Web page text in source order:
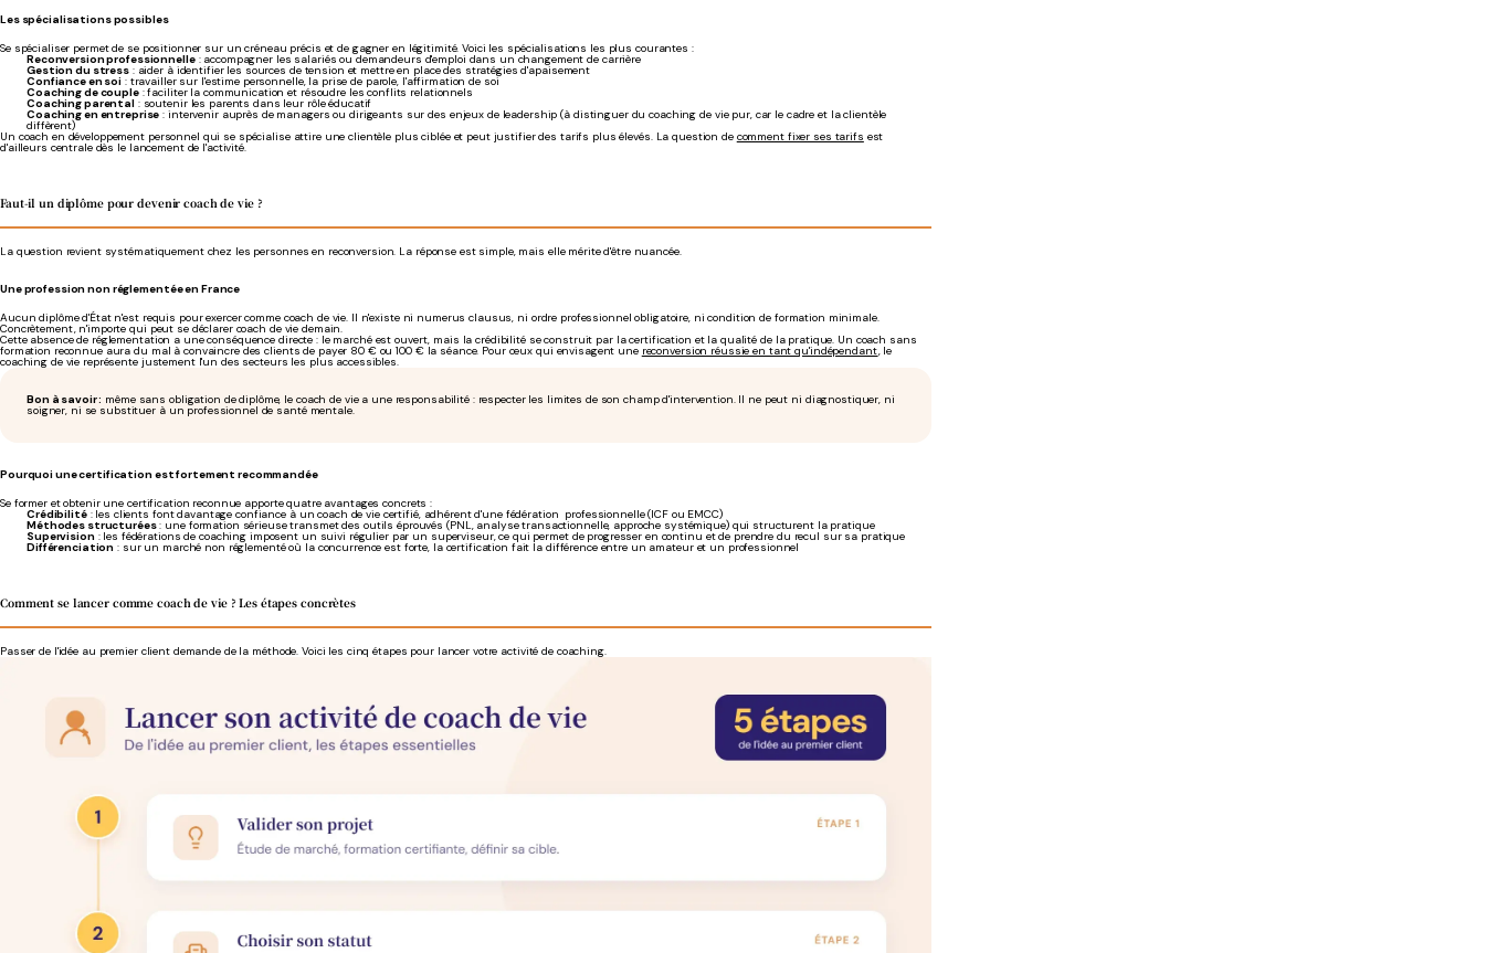
Les spécialisations possibles
Se spécialiser permet de se positionner sur un créneau précis et de gagner en légitimité. Voici les spécialisations les plus courantes :
Reconversion professionnelle: accompagner les salariés ou demandeurs d'emploi dans un changement de carrière
Gestion du stress: aider à identifier les sources de tension et mettre en place des stratégies d'apaisement
Confiance en soi : travailler sur l'estime personnelle, la prise de parole, l'affirmation de soi
Coaching de couple: faciliter la communication et résoudre les conflits relationnels
Coaching parental: soutenir les parents dans leur rôle éducatif
Coaching en entreprise : intervenir auprès de managers ou dirigeants sur des enjeux de leadership (à distinguer du coaching de vie pur, car le cadre et la clientèle
diffèrent)
Un coach en développement personnel qui se spécialise attire une clientèle plus ciblée et peut justifier des tarifs plus élevés. La question de comment fixer ses tarifs est
d'ailleurs centrale dès le lancement de l'activité.
Faut-il un diplôme pour devenir coach de vie ?
La question revient systématiquement chez les personnes en reconversion. La réponse est simple, mais elle mérite d'être nuancée.
Une profession non réglementée en France
Aucun diplôme d'État n'est requis pour exercer comme coach de vie. Il n'existe ni numerus clausus, ni ordre professionnel obligatoire, ni condition de formation minimale.
Concrètement, n'importe qui peut se déclarer coach de vie demain.
Cette absence de réglementation a une conséquence directe : le marché est ouvert, mais la crédibilité se construit par la certification et la qualité de la pratique. Un coach sans
formation reconnue aura du mal à convaincre des clients de payer 80 € ou 100 € la séance. Pour ceux qui envisagent une reconversion réussie en tant qu'indépendant, le
coaching de vie représente justement l'un des secteurs les plus accessibles.
Bon à savoir : même sans obligation de diplôme, le coach de vie a une responsabilité : respecter les limites de son champ d'intervention. Il ne peut ni diagnostiquer, ni
soigner, ni se substituer à un professionnel de santé mentale.
Pourquoi une certification est fortement recommandée
Se former et obtenir une certification reconnue apporte quatre avantages concrets :
Crédibilité: les clients font davantage confiance à un coach de vie certifié, adhérent d'une fédération professionnelle (ICF ou EMCC)
Méthodes structurées: une formation sérieuse transmet des outils éprouvés (PNL, analyse transactionnelle, approche systémique) qui structurent la pratique
Supervision: les fédérations de coaching imposent un suivi régulier par un superviseur, ce qui permet de progresser en continu et de prendre du recul sur sa pratique
Différenciation : sur un marché non réglementé où la concurrence est forte, la certification fait la différence entre un amateur et un professionnel
Comment se lancer comme coach de vie ? Les étapes concrètes
Passer de l'idée au premier client demande de la méthode. Voici les cinq étapes pour lancer votre activité de coaching.